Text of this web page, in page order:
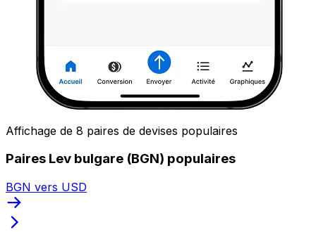
Affichage de 8 paires de devises populaires
Paires Lev bulgare (BGN) populaires
BGN vers USD